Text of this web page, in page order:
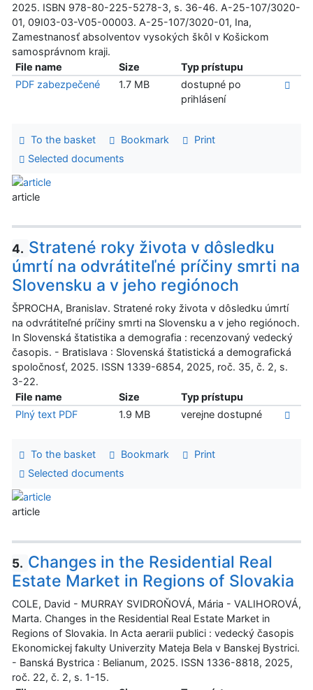
2025. ISBN 978-80-225-5278-3, s. 36-46. A-25-107/3020-
01, 09I03-03-V05-00003. A-25-107/3020-01, Ina,
Zamestnanosť absolventov vysokých škôl v Košickom
samosprávnom kraji.
File name
Size
Typ prístupu
PDF zabezpečené
1.7 MB
dostupné po
prihlásení
To the basket Bookmark
Print
Selected documents
article
4. Stratené roky života v dôsledku
úmrtí na odvrátiteľné príčiny smrti na
Slovensku a v jeho regiónoch
ŠPROCHA, Branislav. Stratené roky života v dôsledku úmrtí
na odvrátiteľné príčiny smrti na Slovensku a v jeho regiónoch.
In Slovenská štatistika a demografia : recenzovaný vedecký
časopis. - Bratislava : Slovenská štatistická a demografická
spoločnosť, 2025. ISSN 1339-6854, 2025, roč. 35, č. 2, s.
3-22.
File name
Size
Typ prístupu
Plný text PDF
1.9 MB verejne dostupné
To the basket Bookmark
Print
Selected documents
article
5. Changes in the Residential Real
Estate Market in Regions of Slovakia
COLE, David - MURRAY SVIDROŇOVÁ, Mária - VALIHOROVÁ,
Marta. Changes in the Residential Real Estate Market in
Regions of Slovakia. In Acta aerarii publici : vedecký časopis
Ekonomickej fakulty Univerzity Mateja Bela v Banskej Bystrici.
- Banská Bystrica : Belianum, 2025. ISSN 1336-8818, 2025,
roč. 22, č. 2, s. 1-15.